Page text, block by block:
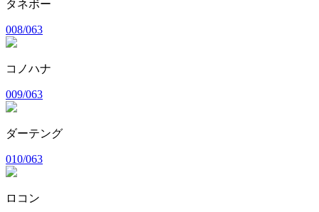
タネボー
008/063
コノハナ
009/063
ダーテング
010/063
ロコン